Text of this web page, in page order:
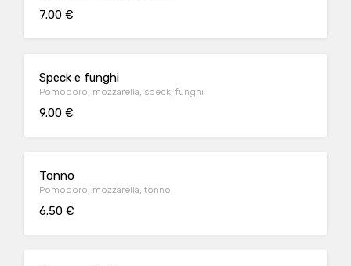
7.00 €
Speck e funghi
Pomodoro, mozzarella, speck, funghi
9.00 €
Tonno
Pomodoro, mozzarella, tonno
6.50 €